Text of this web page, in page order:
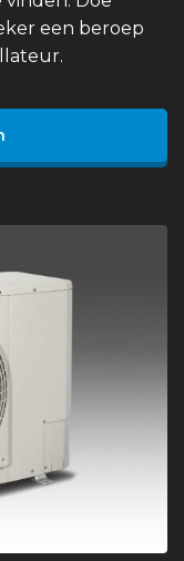
een beroep